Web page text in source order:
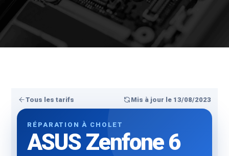
Tous les tarifs Mis à jour le 13/08/2023
RÉPARATION À CHOLET
ASUS Zenfone 6